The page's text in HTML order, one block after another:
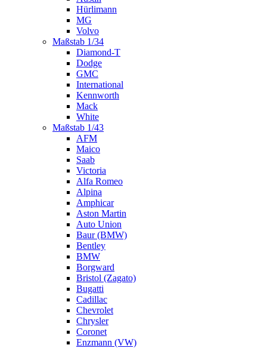
Hürlimann
MG
Volvo
Maßstab 1/34
Diamond-T
Dodge
GMC
International
Kennworth
Mack
White
Maßstab 1/43
AFM
Maico
Saab
Victoria
Alfa Romeo
Alpina
Amphicar
Aston Martin
Auto Union
Baur (BMW)
Bentley
BMW
Borgward
Bristol (Zagato)
Bugatti
Cadillac
Chevrolet
Chrysler
Coronet
Enzmann (VW)